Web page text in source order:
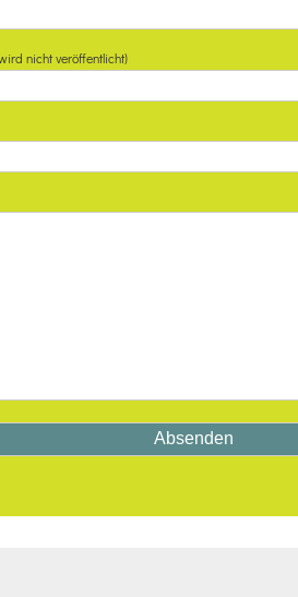
nicht veröffentlicht)